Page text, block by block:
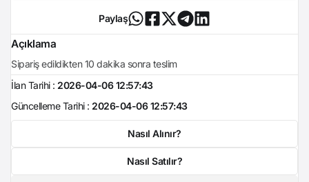
Paylaş
Açıklama
Sipariş edildikten 10 dakika sonra teslim
İlan Tarihi : 2026-04-06 12:57:43
Güncelleme Tarihi : 2026-04-06 12:57:43
Nasıl Alınır?
Nasıl Satılır?